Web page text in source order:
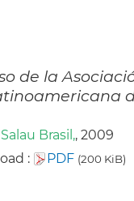
de la
Brasil,, 2009
:
PDF (200 KiB)